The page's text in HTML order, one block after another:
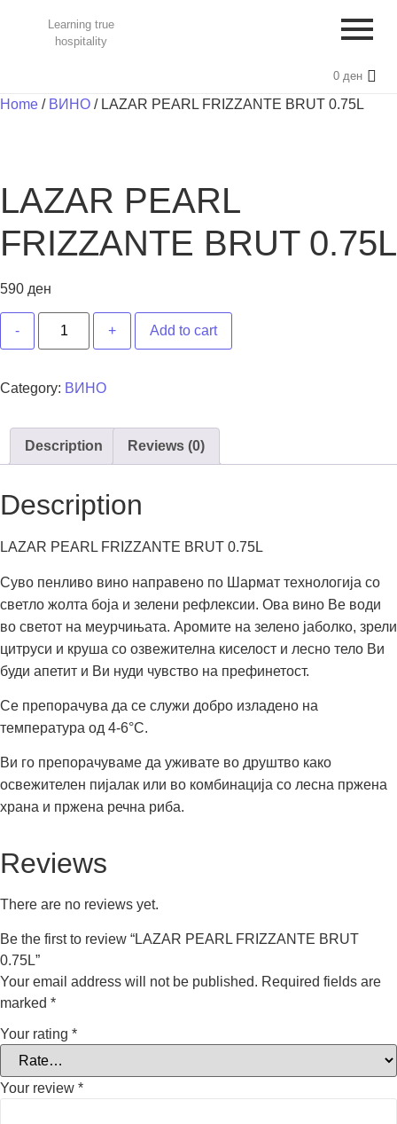
Learning true
hospitality
0ден
Home / ВИНО / LAZAR PEARL FRIZZANTE BRUT 0.75L
LAZAR PEARL
FRIZZANTE BRUT 0.75L
590 ден
Add to cart
Category: ВИНО
Description Reviews (0)
Description
LAZAR PEARL FRIZZANTE BRUT 0.75L
Суво пенливо вино направено по Шармат технологија со
светло жолта боја и зелени рефлексии. Ова вино Ве води
во светот на меурчињата. Аромите на зелено јаболко, зрели
цитруси и круша со озвежителна киселост и лесно тело Ви
буди апетит и Ви нуди чувство на префинетост.
Се препорачува да се служи добро изладено на
температура од 4-6°С.
Ви го препорачуваме да уживате во друштво како
освежителен пијалак или во комбинација со лесна пржена
храна и пржена речна риба.
Reviews
There are no reviews yet.
Be the first to review “LAZAR PEARL FRIZZANTE BRUT
0.75L”
Your email address will not be published. Required fields are
marked *
Your rating *
Your review *